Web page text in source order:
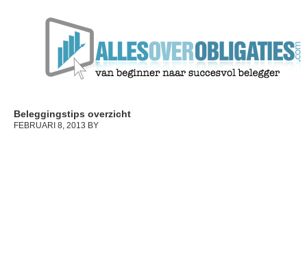
Beleggingstips overzicht
FEBRUARI 8, 2013 BY